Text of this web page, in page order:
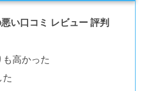
い口コミ レビュー 評判
高かった